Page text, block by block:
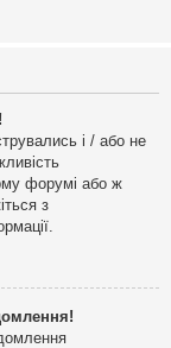
і / або не
форумі або ж
з